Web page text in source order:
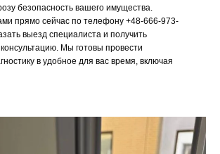
безопасность вашего имущества.
прямо сейчас по телефону +48-666-973-
выезд специалиста и получить
Мы готовы провести
в удобное для вас время, включая